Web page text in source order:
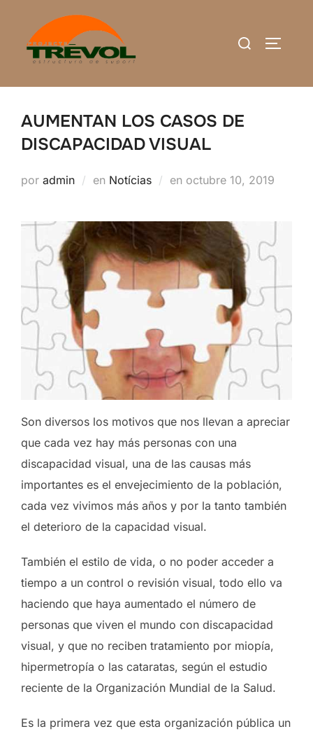
contenido
Buscar:
AUMENTAN LOS CASOS DE
DISCAPACIDAD VISUAL
por admin en Notícias en Publicado
octubre 10, 2019
Son diversos los motivos que nos llevan a apreciar
que cada vez hay más personas con una
discapacidad visual, una de las causas más
importantes es el envejecimiento de la población,
cada vez vivimos más años y por la tanto también
el deterioro de la capacidad visual.
También el estilo de vida, o no poder acceder a
tiempo a un control o revisión visual, todo ello va
haciendo que haya aumentado el número de
personas que viven el mundo con discapacidad
visual, y que no reciben tratamiento por miopía,
hipermetropía o las cataratas, según el estudio
reciente de la Organización Mundial de la Salud.
Es la primera vez que esta organización pública un